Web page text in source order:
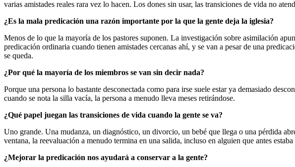
varias amistades reales rara vez lo hacen. Los dones sin usar, las transiciones de vida no
¿Es la mala predicación una razón importante por la que la gente deja la iglesia?
Menos de lo que la mayoría de los pastores suponen. La investigación sobre asimilación
predicación ordinaria cuando tienen amistades cercanas ahí, y se van a pesar de una
se queda.
¿Por qué la mayoría de los miembros se van sin decir nada?
Porque una persona lo bastante desconectada como para irse suele estar ya demasiado
cuando se nota la silla vacía, la persona a menudo lleva meses retirándose.
¿Qué papel juegan las transiciones de vida cuando la gente se va?
Uno grande. Una mudanza, un diagnóstico, un divorcio, un bebé que llega o una pérdida
ventana, la reevaluación a menudo termina en una salida, incluso en alguien que antes
¿Mejorar la predicación nos ayudará a conservar a la gente?